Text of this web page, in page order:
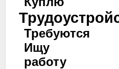
Требуются
Ищу
работу